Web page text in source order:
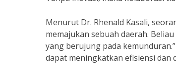
Menurut Dr. Rhenald Kasali,
memajukan sebuah daerah.
yang berujung pada
dapat meningkatkan efisiensi dan